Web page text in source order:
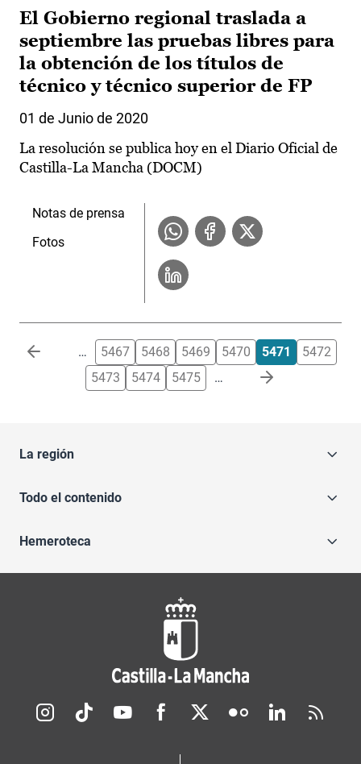
El Gobierno regional traslada a
septiembre las pruebas libres para
la obtención de los títulos de
técnico y técnico superior de FP
01 de Junio de 2020
La resolución se publica hoy en el Diario Oficial de
Castilla-La Mancha (DOCM)
Notas de prensa
Fotos
Paginación … 5467 5468 5469 5470 5471
5472
5473
5474 5475 …
La región
Todo el contenido
Hemeroteca
Redes sociales JCCM